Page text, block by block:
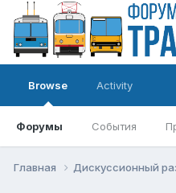
Browse
Форумы События
Activity
Главная Дискуссионный